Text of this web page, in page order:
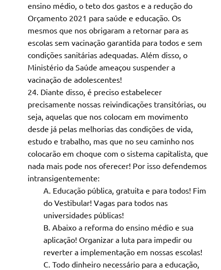
ensino médio, o teto dos gastos e a redução do
Orçamento 2021 para saúde e educação. Os
mesmos que nos obrigaram a retornar para as
escolas sem vacinação garantida para todos e sem
condições sanitárias adequadas. Além disso, o
Ministério da Saúde ameaçou suspender a
vacinação de adolescentes!
Diante disso, é preciso estabelecer
precisamente nossas reivindicações transitórias, ou
seja, aquelas que nos colocam em movimento
desde já pelas melhorias das condições de vida,
estudo e trabalho, mas que no seu caminho nos
colocarão em choque com o sistema capitalista, que
nada mais pode nos oferecer! Por isso defendemos
intransigentemente:
Educação pública, gratuita e para todos! Fim
do Vestibular! Vagas para todos nas
universidades públicas!
Abaixo a reforma do ensino médio e sua
aplicação! Organizar a luta para impedir ou
reverter a implementação em nossas escolas!
Todo dinheiro necessário para a educação,